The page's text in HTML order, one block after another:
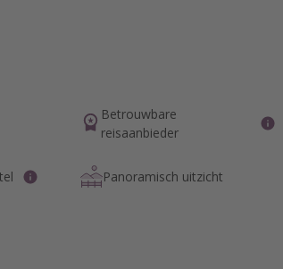
Betrouwbare
reisaanbieder
Panoramisch uitzicht